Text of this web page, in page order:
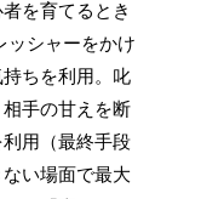
を育てるとき
ッシャーをかけ
ちを利用。叱
手の甘えを断
用（最終手段
い場面で最大